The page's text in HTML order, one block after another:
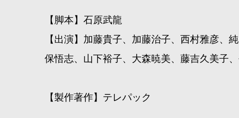
【脚本】石原武龍
【出演】加藤貴子、加藤治子、西村雅彦
保悟志、山下裕子、大森暁美、藤吉久美子
【製作著作】テレパック